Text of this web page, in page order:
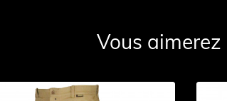
Vous aimerez